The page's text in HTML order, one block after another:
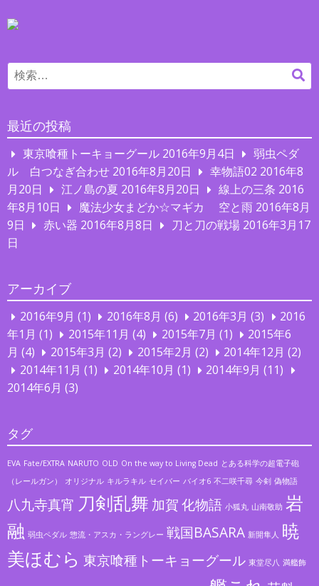
Search
for:
検
最近の投稿
東京喰種トーキョーグール 2016年9月4日
弱虫ペダ
ル 白つなぎ合わせ 2016年8月20日 幸物語02 2016年8
月20日
江ノ島の夏 2016年8月20日 線上の三条 2016
年8月10日
魔法少女まどか☆マギカ 空と雨 2016年8月
9日
赤い器 2016年8月8日 刀と刀の戦場 2016年3月17
日
アーカイブ
2016年9月 (1) 2016年8月 (6) 2016年3月 (3)
2016
年1月 (1) 2015年11月 (4) 2015年7月 (1)
2015年6
月 (4) 2015年3月 (2) 2015年2月 (2) 2014年12月 (2)
2014年11月 (1) 2014年10月 (1) 2014年9月 (11)
2014年6月 (3)
タグ
EVA Fate/EXTRA NARUTO OLD On the way to Living Dead とある科学の超電子砲
（レールガン）
オリジナル キルラキル セイバー バイオ6 不二咲千尋 今剣 偽物語
八九寺真宵 刀剣乱舞 加賀化物語 小狐丸 山南敬助 岩
融 弱虫ペダル 惣流・アスカ・ラングレー 戦国BASARA 新開隼人 暁
美ほむら 東京喰種トーキョーグール 東堂尽八 満艦飾